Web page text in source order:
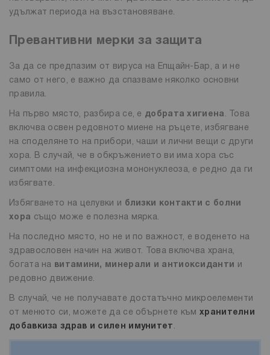
удължат периода на възстановяване.
Превантивни мерки за защита
За да се предпазим от вируса на Епщайн-Бар, а и не
само от него, е важно да спазваме няколко основни
правила.
На първо място, разбира се, е добрата хигиена . Това
включва освен редовното миене на ръцете, избягване
на споделянето на прибори, чаши и лични вещи с други
хора. В случай, че в обкръжението ви има хора със
симптоми на инфекциозна мононуклеоза, е редно да ги
избягвате.
Избягването на целувки и
близки контакти с болни
хора също може е полезна мярка.
На последно място, но не и по важност, е воденето на
здравословен начин на живот. Това включва храна,
богата на
витамини, минерали и антиоксиданти
и
редовно движение.
В случай, че не получавате достатъчно микроелементи
от менюто си, можете да се обърнете към хранителни
добавкиза здрав и силен имунитет .